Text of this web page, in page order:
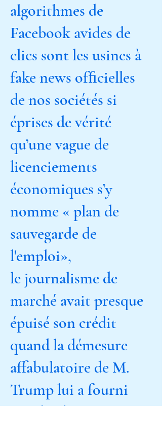
algorithmes de
Facebook avides de
clics sont les usines à
fake news ofﬁcielles
de nos sociétés si
éprises de vérité
qu’une vague de
licenciements
économiques s’y
nomme « plan de
sauvegarde de
l'emploi»,
le journalisme de
marché avait presque
épuisé son crédit
quand la démesure
affabulatoire de M.
Trump lui a fourni
matière à se ravigoter.